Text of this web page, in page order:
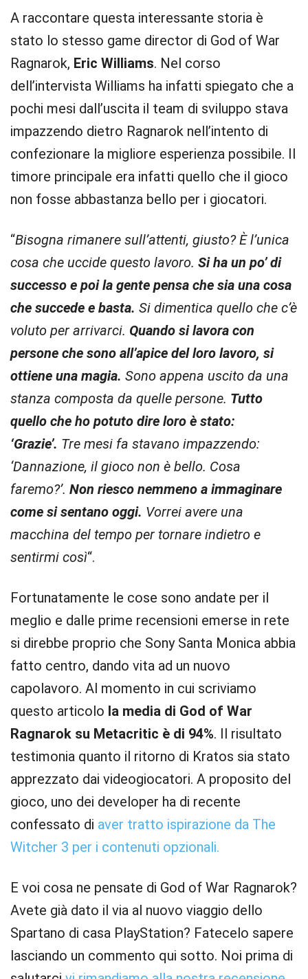
A raccontare questa interessante storia è
stato lo stesso game director di God of War
Ragnarok, Eric Williams. Nel corso
dell’intervista Williams ha infatti spiegato che a
pochi mesi dall’uscita il team di sviluppo stava
impazzendo dietro Ragnarok nell’intento di
confezionare la migliore esperienza possibile. Il
timore principale era infatti quello che il gioco
non fosse abbastanza bello per i giocatori.
“Bisogna rimanere sull’attenti, giusto? È l’unica
cosa che uccide questo lavoro. Si ha un po’ di
successo e poi la gente pensa che sia una cosa
che succede e basta. Si dimentica quello che c’è
voluto per arrivarci. Quando si lavora con
persone che sono all’apice del loro lavoro, si
ottiene una magia. Sono appena uscito da una
stanza composta da quelle persone. Tutto
quello che ho potuto dire loro è stato:
‘Grazie’. Tre mesi fa stavano impazzendo:
‘Dannazione, il gioco non è bello. Cosa
faremo?’. Non riesco nemmeno a immaginare
come si sentano oggi. Vorrei avere una
macchina del tempo per tornare indietro e
sentirmi così“.
Fortunatamente le cose sono andate per il
meglio e dalle prime recensioni emerse in rete
si direbbe proprio che Sony Santa Monica abbia
fatto centro, dando vita ad un nuovo
capolavoro. Al momento in cui scriviamo
questo articolo la media di God of War
Ragnarok su Metacritic è di 94%. Il risultato
testimonia quanto il ritorno di Kratos sia stato
apprezzato dai videogiocatori. A proposito del
gioco, uno dei developer ha di recente
confessato di aver tratto ispirazione da The
Witcher 3 per i contenuti opzionali.
E voi cosa ne pensate di God of War Ragnarok?
Avete già dato il via al nuovo viaggio dello
Spartano di casa PlayStation? Fatecelo sapere
lasciando un commento qui sotto. Noi prima di